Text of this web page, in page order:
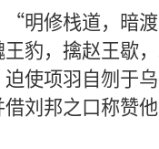
“明修栈道，暗
豹，擒赵王歇
使项羽自刎于
刘邦之口称赞